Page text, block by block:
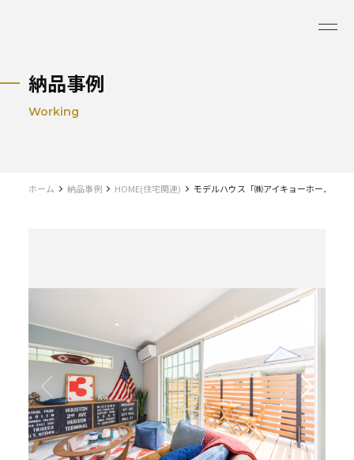
納品事例
Working
ホーム 納品事例 HOME(住宅関連) モデルハウス「㈱アイキョーホーム様